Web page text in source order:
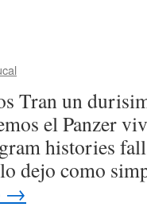
Tran un
el Panzer
histories
lo dejo como
→